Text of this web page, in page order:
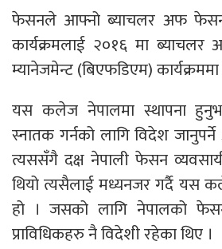
फेसनले आफ्नो ब्याचलर अफ फेसन
कार्यक्रमलाई २०१६ मा
म्यानेजमेन्ट (बिएफडिएम)
यस कलेज नेपालमा स्थापना
स्नातक गर्नको लागि विदेश
त्यससँगै दक्ष नेपाली फेसन
थियो त्यसैलाई मध्यनजर गर्दै यस
हो । जसको लागि नेपालको
प्राविधिकहरु नै विदेशी रहेका थिए ।